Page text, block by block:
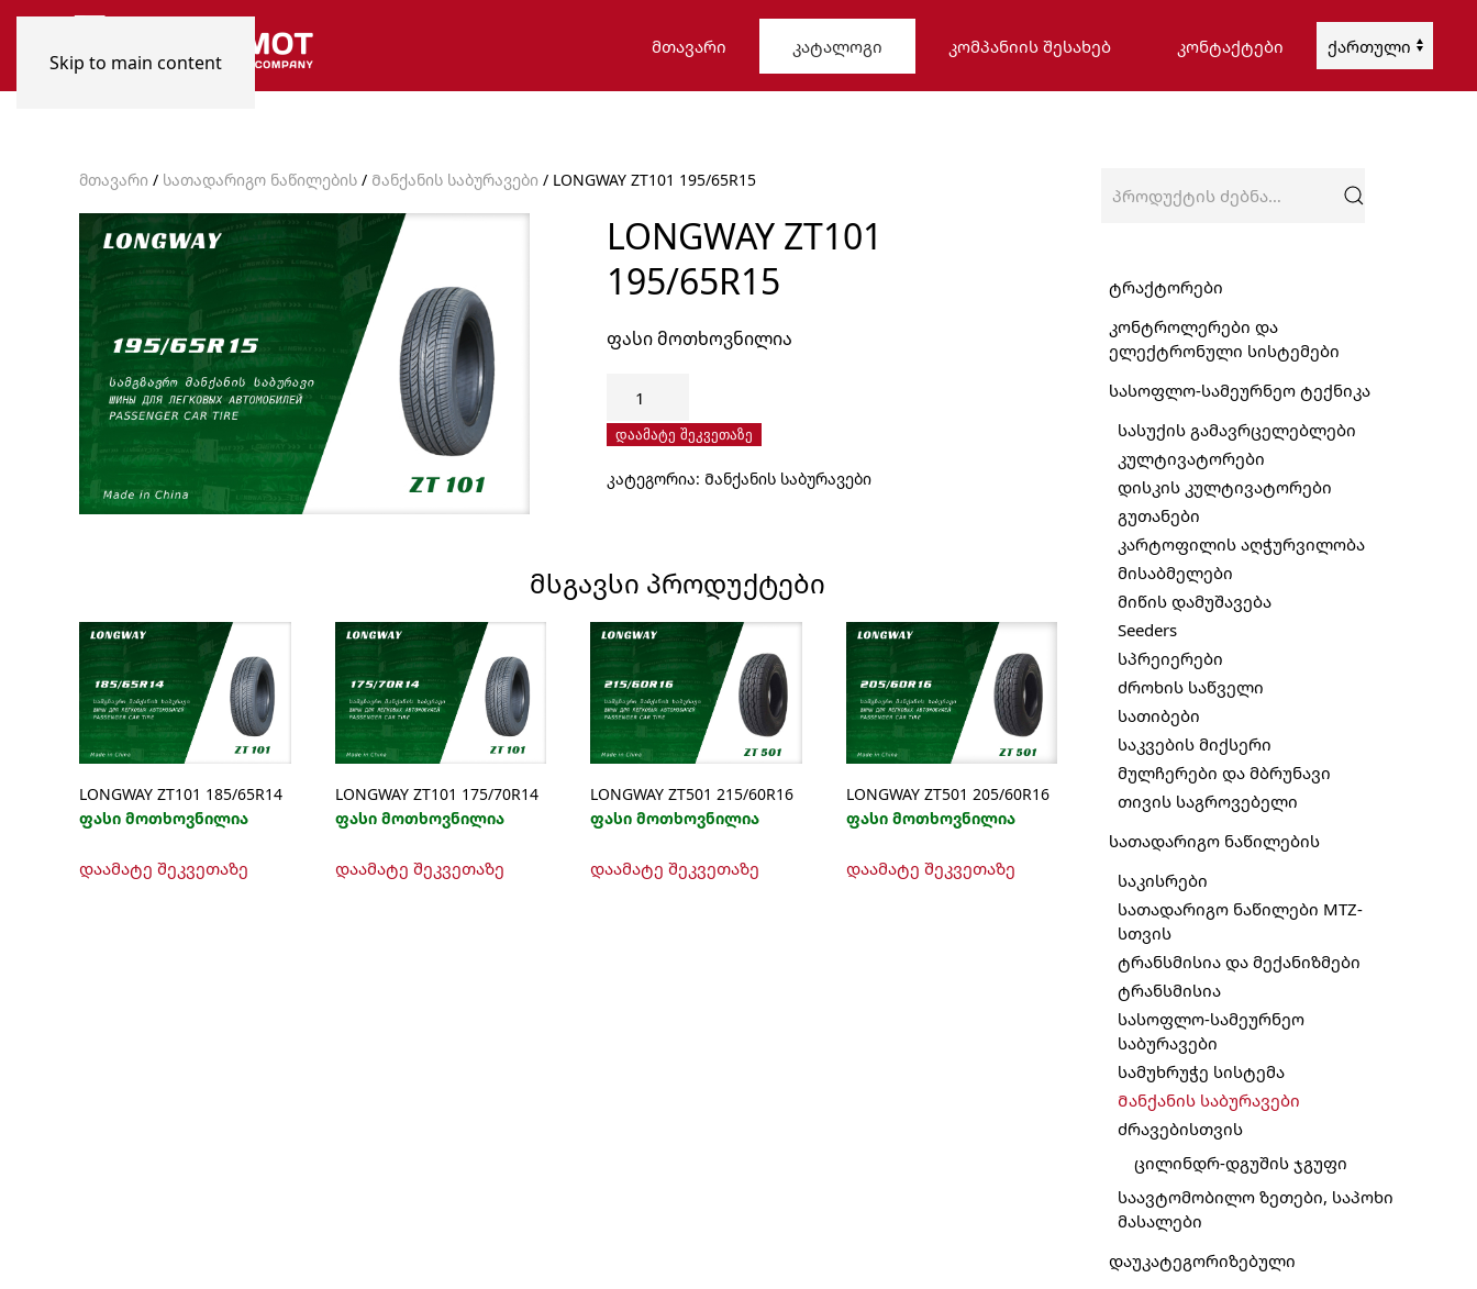
Skip to main content
ᲛᲗᲐᲕᲐᲠᲘ ᲙᲐᲢᲐᲚᲝᲒᲘ ᲙᲝᲛᲞᲐᲜᲘᲘᲡ ᲨᲔᲡᲐᲮᲔᲑ ᲙᲝᲜᲢᲐᲥᲢᲔᲑᲘ
Choose
მთავარი / სათადარიგო ნაწილების / Მანქანის საბურავები / LONGWAY ZT101 195/65R15
LONGWAY ZT101
195/65R15
ფასი მოთხოვნილია
LONGWAY
ZT101
დაამატე შეკვეთაზე
კატეგორია: Მანქანის საბურავები
ᲛᲡᲒᲐᲕᲡᲘ ᲞᲠᲝᲓᲣᲥᲢᲔᲑᲘ
LONGWAY ZT101 185/65R14
ფასი მოთხოვნილია
დაამატე შეკვეთაზე
LONGWAY ZT101 175/70R14
ფასი მოთხოვნილია
დაამატე შეკვეთაზე
LONGWAY ZT501 215/60R16
ფასი მოთხოვნილია
დაამატე შეკვეთაზე
LONGWAY ZT501 205/60R16
ფასი მოთხოვნილია
დაამატე შეკვეთაზე
ტრაქტორები
კონტროლერები და
ელექტრონული სისტემები
სასოფლო-სამეურნეო ტექნიკა
სასუქის გამავრცელებლები
კულტივატორები
დისკის კულტივატორები
გუთანები
კარტოფილის აღჭურვილობა
მისაბმელები
მიწის დამუშავება
Seeders
სპრეიერები
ძროხის საწველი
სათიბები
საკვების მიქსერი
მულჩერები და მბრუნავი
თივის საგროვებელი
სათადარიგო ნაწილების
საკისრები
სათადარიგო ნაწილები MTZ-
სთვის
ტრანსმისია და მექანიზმები
ტრანსმისია
სასოფლო-სამეურნეო
საბურავები
სამუხრუჭე სისტემა
Მანქანის საბურავები
ძრავებისთვის
ცილინდრ-დგუშის ჯგუფი
საავტომობილო ზეთები, საპოხი
მასალები
დაუკატეგორიზებული